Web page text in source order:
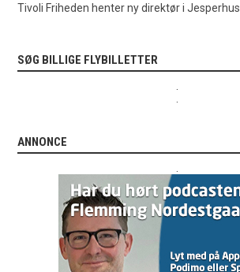
Tivoli Friheden henter ny direktør i Jesperhus
SØG BILLIGE FLYBILLETTER
ANNONCE